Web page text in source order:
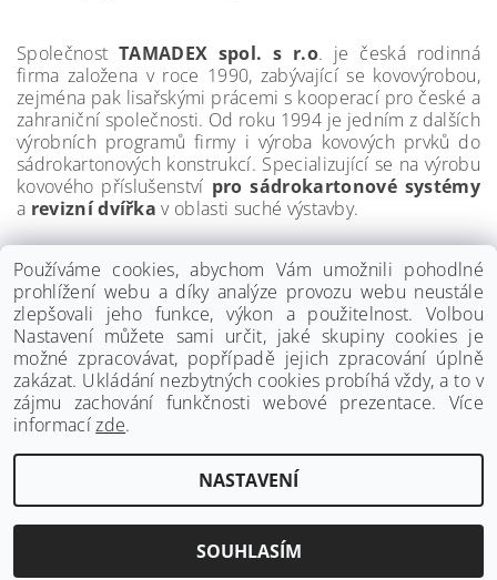
Společnost TAMADEX spol. s r.o. je česká rodinná
firma založena v roce 1990, zabývající se kovovýrobou,
zejména pak lisařskými prácemi s kooperací pro české a
zahraniční společnosti. Od roku 1994 je jedním z dalších
výrobních programů firmy i výroba kovových prvků do
sádrokartonových konstrukcí. Specializující se na výrobu
kovového příslušenství pro sádrokartonové systémy
a revizní dvířka v oblasti suché výstavby.
www.palmat.cz
2026 ©Palmat.cz, všechna práva vyhrazenaUpravit nastavení cookies
Vytvořil Shoptet
Používáme cookies, abychom Vám umožnili pohodlné
prohlížení webu a díky analýze provozu webu neustále
zlepšovali jeho funkce, výkon a použitelnost. Volbou
Nastavení můžete sami určit, jaké skupiny cookies je
možné zpracovávat, popřípadě jejich zpracování úplně
zakázat. Ukládání nezbytných cookies probíhá vždy, a to v
zájmu zachování funkčnosti webové prezentace. Více
informacízde.
NASTAVENÍ
SOUHLASÍM